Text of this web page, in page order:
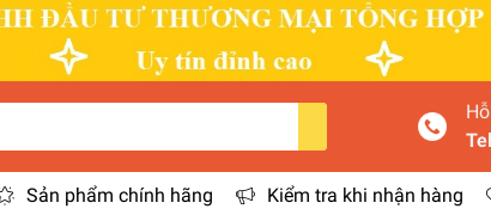
Sản phẩm chính hãng Kiểm tra khi nhận hàng